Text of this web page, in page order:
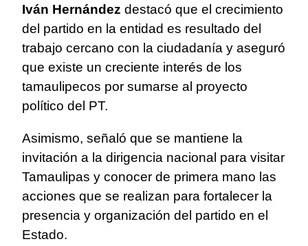
Iván Hernández destacó que el crecimiento
del partido en la entidad es resultado del
trabajo cercano con la ciudadanía y aseguró
que existe un creciente interés de los
tamaulipecos por sumarse al proyecto
político del PT.
Asimismo, señaló que se mantiene la
invitación a la dirigencia nacional para visitar
Tamaulipas y conocer de primera mano las
acciones que se realizan para fortalecer la
presencia y organización del partido en el
Estado.